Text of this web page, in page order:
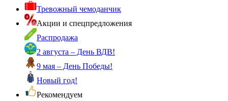
Тревожный чемоданчик
Акции и спецпредложения
Распродажа
2 августа – День ВДВ!
9 мая – День Победы!
Новый год!
Рекомендуем